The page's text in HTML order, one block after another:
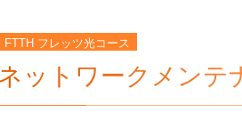
FTTH フレッツ光コース
ネットワークメンテ